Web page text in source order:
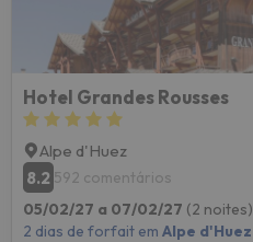
Hotel Grandes Rousses
Alpe d'Huez
8.2 592 comentários
05/02/27 a 07/02/27 (2 noites)
2 dias de forfait em Alpe d'Huez